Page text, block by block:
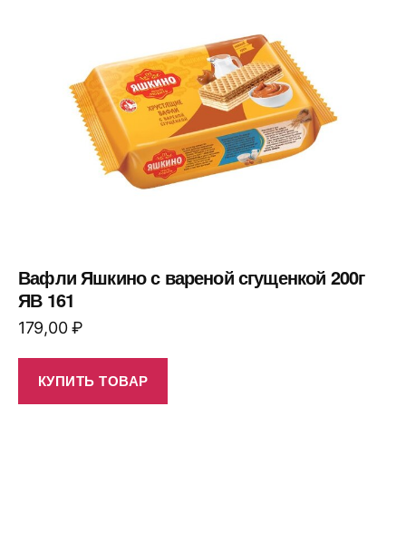
Вафли Яшкино с вареной сгущенкой 200г
ЯВ 161
179,00₽
КУПИТЬ ТОВАР